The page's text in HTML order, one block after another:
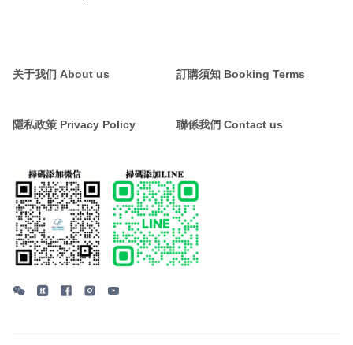
关于我们 About us 訂購須知 Booking Terms
隱私政策 Privacy Policy 聯係我們 Contact us